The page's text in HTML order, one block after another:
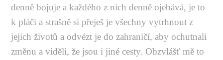
denně bojuje a každého z nich denně ojebává, je to
k pláči a strašně si přeješ je všechny vytrhnout z
jejich životů a odvézt je do zahraničí, aby ochutnali
změnu a viděli, že jsou i jiné cesty. Obzvlášť mě to